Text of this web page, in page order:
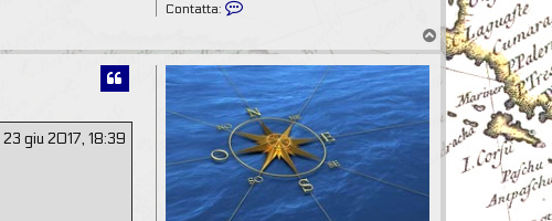
Contatta:
t
a
t
t
a
m
i
k
k
e
T
o
p
23 giu 2017, 18:39